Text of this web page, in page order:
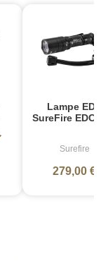
Lampe EDC
SureFire
Surefire
279,00 €